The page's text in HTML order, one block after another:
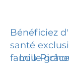
Bénéficiez
santé
famille
Lou